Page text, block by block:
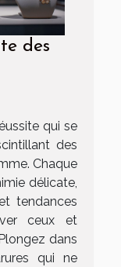
des
qui se
des
Chaque
délicate,
tendances
ceux et
dans
qui ne